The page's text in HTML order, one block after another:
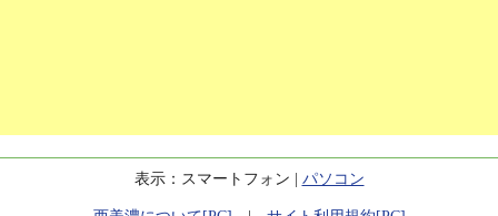
表示：スマートフォン | パソコン